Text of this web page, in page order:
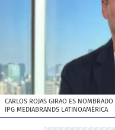
CARLOS ROJAS GIRAO ES
IPG MEDIABRANDS LATINOAMÉRICA